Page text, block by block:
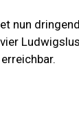
nun